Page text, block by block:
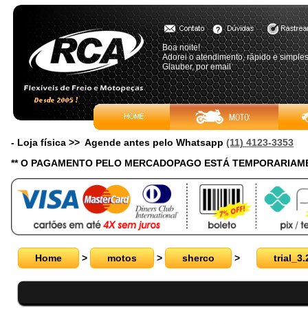
Boa noite!
Adorei o atendimento, rápido e
Glauber, por email
- Loja física >> Agende antes pelo Whatsapp (11) 4123-3353
** O PAGAMENTO PELO MERCADOPAGO ESTÁ
Home > motos > sherco >